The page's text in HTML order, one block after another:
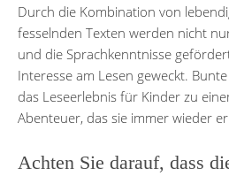
Durch die Kombination von
fesselnden Texten werden nicht
und die Sprachkenntnisse
Interesse am Lesen geweckt.
das Leseerlebnis für Kinder zu
Abenteuer, das sie immer wieder
Achten Sie darauf, dass